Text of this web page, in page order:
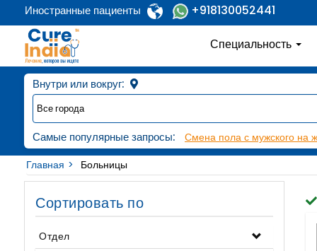
Иностранные пациенты +918130052441
Специальность
Внутри или вокруг:
Самые популярные запросы: Смена пола с мужского на
Главная
Больницы
Сортировать по
Отдел